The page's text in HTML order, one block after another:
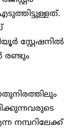
സ്റ്റേഷനിൽ
രണ്ടും
നമ്പറിലേക്ക്